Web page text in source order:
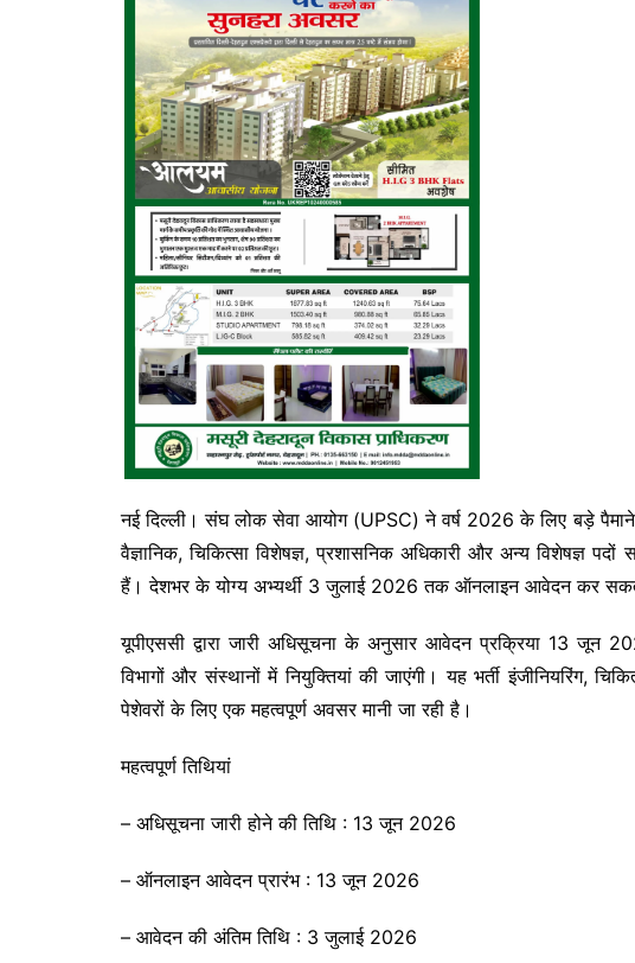
नई दिल्ली। संघ लोक सेवा आयोग (UPSC) ने वर्ष 2026 के लिए बड़े पैमाने
वैज्ञानिक, चिकित्सा विशेषज्ञ, प्रशासनिक अधिकारी और अन्य विशेषज्ञ
हैं। देशभर के योग्य अभ्यर्थी 3 जुलाई 2026 तक ऑनलाइन आवेदन कर
यूपीएससी द्वारा जारी अधिसूचना के अनुसार आवेदन प्रक्रिया 13 जून
विभागों और संस्थानों में नियुक्तियां की जाएंगी। यह भर्ती इंजीनियरिंग,
पेशेवरों के लिए एक महत्वपूर्ण अवसर मानी जा रही है।
महत्वपूर्ण तिथियां
– अधिसूचना जारी होने की तिथि : 13 जून 2026
– ऑनलाइन आवेदन प्रारंभ : 13 जून 2026
– आवेदन की अंतिम तिथि : 3 जुलाई 2026